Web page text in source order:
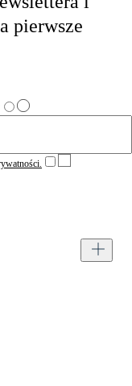
pierwsze